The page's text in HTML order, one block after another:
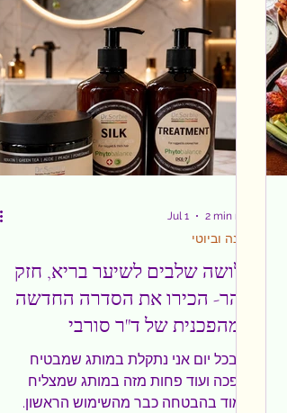
ומסקרנת. אבל רק כשהשתתפתי באירוע
לציון יום הסווהלית הבינלאומי, שערכה
שגרירות טנזניה בישראל, הרגשתי לראשונה
שאני באמת מצליחה קצת להתקרב ולהבין
שלושה שלבים לשיער בריא, חזק
וזוהר- הכירו את הסדרה החדשה
והמהפכנית של ד"ר סורבי
בטכנולוגיית DCE-7
לא בכל יום אני נתקלת במותג שמבטיח
מהפכה ועוד פחות מזה במותג שמצליח
לעמוד בהבטחה כבר מהשימוש הראשון.
אופנה וביוטי
Jul 1 2 min read